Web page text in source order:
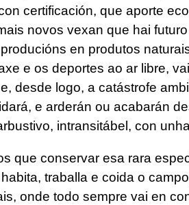
certificación, que aporte
novos vexan que hai
en produtos
e os deportes ao ar libre,
desde logo, a catástrofe
e arderán ou acabarán
intransitábel, con
que conservar esa rara
traballa e coida o
onde todo sempre vai en